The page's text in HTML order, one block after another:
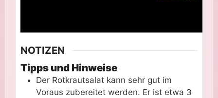
NOTIZEN
Tipps und Hinweise
Der Rotkrautsalat kann sehr gut im
Voraus zubereitet werden. Er ist etwa 3